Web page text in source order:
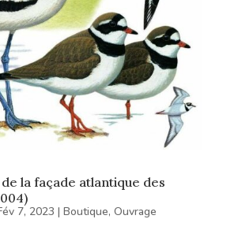
la façade atlantique des
7, 2023 | Boutique, Ouvrage